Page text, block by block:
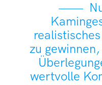
zu
wertvolle